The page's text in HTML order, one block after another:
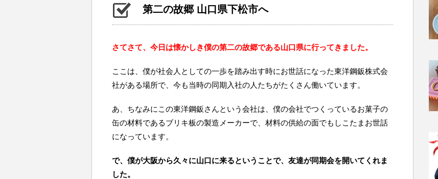
第二の故郷 山口県下松市へ
さてさて、今日は懐かしき僕の第二の故郷である山口県に行ってきました。
ここは、僕が社会人としての一歩を踏み出す時にお世話になった東洋鋼鈑株式会
社がある場所で、今も当時の同期入社の人たちがたくさん働いています。
あ、ちなみにこの東洋鋼鈑さんという会社は、僕の会社でつくっているお菓子の
缶の材料であるブリキ板の製造メーカーで、材料の供給の面でもしこたまお世話
になっています。
で、僕が大阪から久々に山口に来るということで、友達が同期会を開いてくれま
した。